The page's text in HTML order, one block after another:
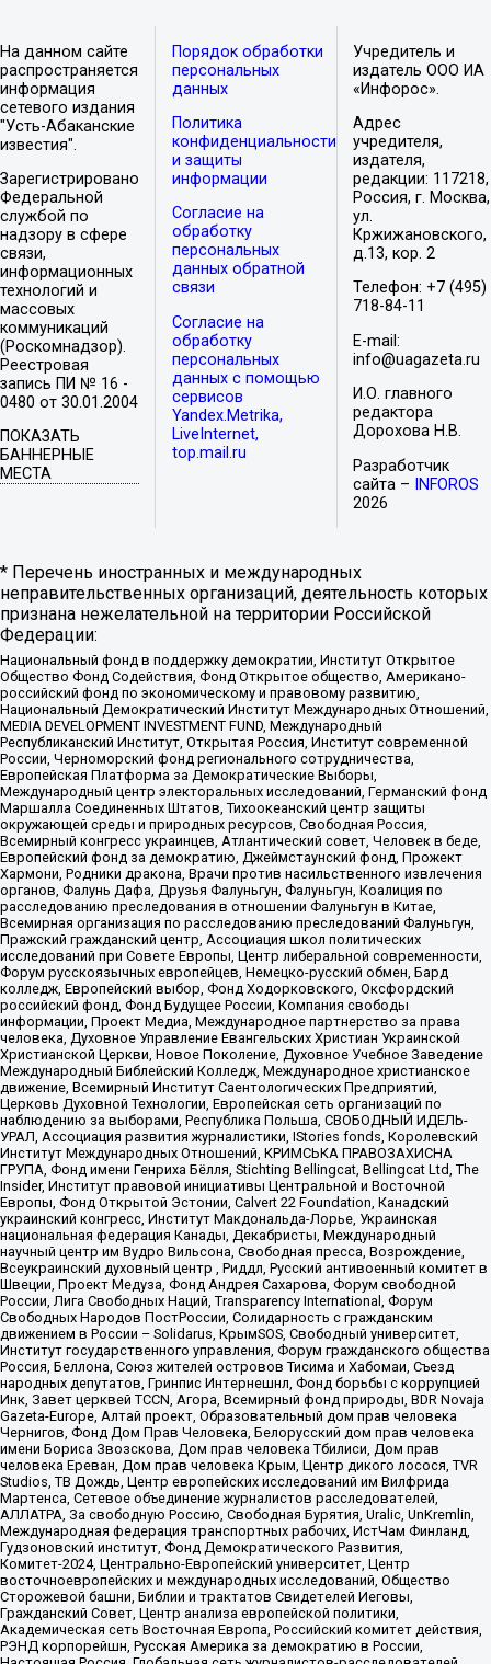
На данном сайте
распространяется
информация
сетевого издания
"Усть-Абаканские
известия".
Зарегистрировано
Федеральной
службой по
надзору в сфере
связи,
информационных
технологий и
массовых
коммуникаций
(Роскомнадзор).
Реестровая
запись ПИ № 16 -
0480 от 30.01.2004
ПОКАЗАТЬ
БАННЕРНЫЕ
МЕСТА
Порядок обработки
персональных
данных
Политика
конфиденциальности
и защиты
информации
Согласие на
обработку
персональных
данных обратной
связи
Согласие на
обработку
персональных
данных с помощью
сервисов
Yandex.Metrika,
LiveInternet,
top.mail.ru
Учредитель и
издатель ООО ИА
«Инфорос».
Адрес
учредителя,
издателя,
редакции: 117218,
Россия, г. Москва,
ул.
Кржижановского,
д.13, кор. 2
Телефон: +7 (495)
718-84-11
E-mail:
info@uagazeta.ru
И.О. главного
редактора
Дорохова Н.В.
Разработчик
сайта –
INFOROS
2026
* Перечень иностранных и международных
неправительственных организаций, деятельность которых
признана нежелательной на территории Российской
Федерации:
Национальный фонд в поддержку демократии, Институт Открытое
Общество Фонд Содействия, Фонд Открытое общество, Американо-
российский фонд по экономическому и правовому развитию,
Национальный Демократический Институт Международных Отношений,
MEDIA DEVELOPMENT INVESTMENT FUND, Международный
Республиканский Институт, Открытая Россия, Институт современной
России, Черноморский фонд регионального сотрудничества,
Европейская Платформа за Демократические Выборы,
Международный центр электоральных исследований, Германский фонд
Маршалла Соединенных Штатов, Тихоокеанский центр защиты
окружающей среды и природных ресурсов, Свободная Россия,
Всемирный конгресс украинцев, Атлантический совет, Человек в беде,
Европейский фонд за демократию, Джеймстаунский фонд, Прожект
Хармони, Родники дракона, Врачи против насильственного извлечения
органов, Фалунь Дафа, Друзья Фалуньгун, Фалуньгун, Коалиция по
расследованию преследования в отношении Фалуньгун в Китае,
Всемирная организация по расследованию преследований Фалуньгун,
Пражский гражданский центр, Ассоциация школ политических
исследований при Совете Европы, Центр либеральной современности,
Форум русскоязычных европейцев, Немецко-русский обмен, Бард
колледж, Европейский выбор, Фонд Ходорковского, Оксфордский
российский фонд, Фонд Будущее России, Компания свободы
информации, Проект Медиа, Международное партнерство за права
человека, Духовное Управление Евангельских Христиан Украинской
Христианской Церкви, Новое Поколение, Духовное Учебное Заведение
Международный Библейский Колледж, Международное христианское
движение, Всемирный Институт Саентологических Предприятий,
Церковь Духовной Технологии, Европейская сеть организаций по
наблюдению за выборами, Республика Польша, СВОБОДНЫЙ ИДЕЛЬ-
УРАЛ, Ассоциация развития журналистики, IStories fonds, Королевский
Институт Международных Отношений, КРИМСЬКА ПРАВОЗАХИСНА
ГРУПА, Фонд имени Генриха Бёлля, Stichting Bellingcat, Bellingcat Ltd, The
Insider, Институт правовой инициативы Центральной и Восточной
Европы, Фонд Открытой Эстонии, Calvert 22 Foundation, Канадский
украинский конгресс, Институт Макдональда-Лорье, Украинская
национальная федерация Канады, Декабристы, Международный
научный центр им Вудро Вильсона, Свободная пресса, Возрождение,
Всеукраинский духовный центр , Риддл, Русский антивоенный комитет в
Швеции, Проект Медуза, Фонд Андрея Сахарова, Форум свободной
России, Лига Свободных Наций, Transparеncy International, Форум
Свободных Народов ПостРоссии, Солидарность с гражданским
движением в России – Solidarus, КрымSOS, Свободный университет,
Институт государственного управления, Форум гражданского общества
Россия, Беллона, Союз жителей островов Тисима и Хабомаи, Съезд
народных депутатов, Гринпис Интернешнл, Фонд борьбы с коррупцией
Инк, Завет церквей TCCN, Агора, Всемирный фонд природы, BDR Novaja
Gazeta-Europe, Алтай проект, Образовательный дом прав человека
Чернигов, Фонд Дом Прав Человека, Белорусский дом прав человека
имени Бориса Звозскова, Дом прав человека Тбилиси, Дом прав
человека Ереван, Дом прав человека Крым, Центр дикого лосося, TVR
Studios, ТВ Дождь, Центр европейских исследований им Вилфрида
Мартенса, Сетевое объединение журналистов расследователей,
АЛЛАТРА, За свободную Россию, Свободная Бурятия, Uralic, UnKremlin,
Международная федерация транспортных рабочих, ИстЧам Финланд,
Гудзоновский институт, Фонд Демократического Развития,
Комитет-2024, Центрально-Европейский университет, Центр
восточноевропейских и международных исследований, Общество
Сторожевой башни, Библии и трактатов Свидетелей Иеговы,
Гражданский Совет, Центр анализа европейской политики,
Академическая сеть Восточная Европа, Российский комитет действия,
РЭНД корпорейшн, Русская Америка за демократию в России,